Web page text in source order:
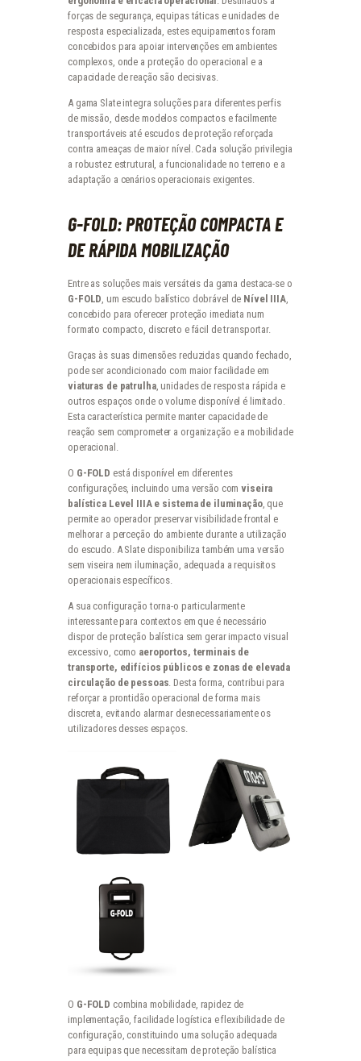
forças de segurança, equipas táticas e unidades de
resposta especializada, estes equipamentos foram
concebidos para apoiar intervenções em ambientes
complexos, onde a proteção do operacional e a
capacidade de reação são decisivas.
A gama Slate integra soluções para diferentes perfis
de missão, desde modelos compactos e facilmente
transportáveis até escudos de proteção reforçada
contra ameaças de maior nível. Cada solução privilegia
a robustez estrutural, a funcionalidade no terreno e a
adaptação a cenários operacionais exigentes.
G-FOLD: PROTEÇÃO COMPACTA E
DE RÁPIDA MOBILIZAÇÃO
Entre as soluções mais versáteis da gama destaca-se o
G-FOLD , um escudo balístico dobrável de Nível IIIA
concebido para oferecer proteção imediata num
formato compacto, discreto e fácil de transportar.
Graças às suas dimensões reduzidas quando fechado,
pode ser acondicionado com maior facilidade em
viaturas de patrulha, unidades de resposta rápida e
outros espaços onde o volume disponível é limitado.
Esta característica permite manter capacidade de
reação sem comprometer a organização e a mobilidade
operacional.
O G-FOLD está disponível em diferentes
configurações, incluindo uma versão comviseira
balística Level IIIA e sistema de iluminação, que
permite ao operador preservar visibilidade frontal e
melhorar a perceção do ambiente durante a utilização
do escudo. A Slate disponibiliza também uma versão
sem viseira nem iluminação, adequada a requisitos
operacionais específicos.
A sua configuração torna-o particularmente
interessante para contextos em que é necessário
dispor de proteção balística sem gerar impacto visual
excessivo, como aeroportos, terminais de
transporte, edifícios públicos e zonas de elevada
circulação de pessoas . Desta forma, contribui para
reforçar a prontidão operacional de forma mais
discreta, evitando alarmar desnecessariamente os
utilizadores desses espaços.
O G-FOLD combina mobilidade, rapidez de
implementação, facilidade logística e flexibilidade de
configuração, constituindo uma solução adequada
para equipas que necessitam de proteção balística